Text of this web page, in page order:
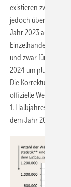
existieren zwar
jedoch über die
Jahr 2023
Einzelhandel zu
und zwar für das
2024 um plus
Die Korrekturwerte
offizielle Werte sind
1. Halbjahres
dem Jahr 2024